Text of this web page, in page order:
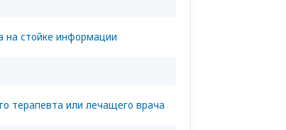
на стойке информации
терапевта или лечащего врача